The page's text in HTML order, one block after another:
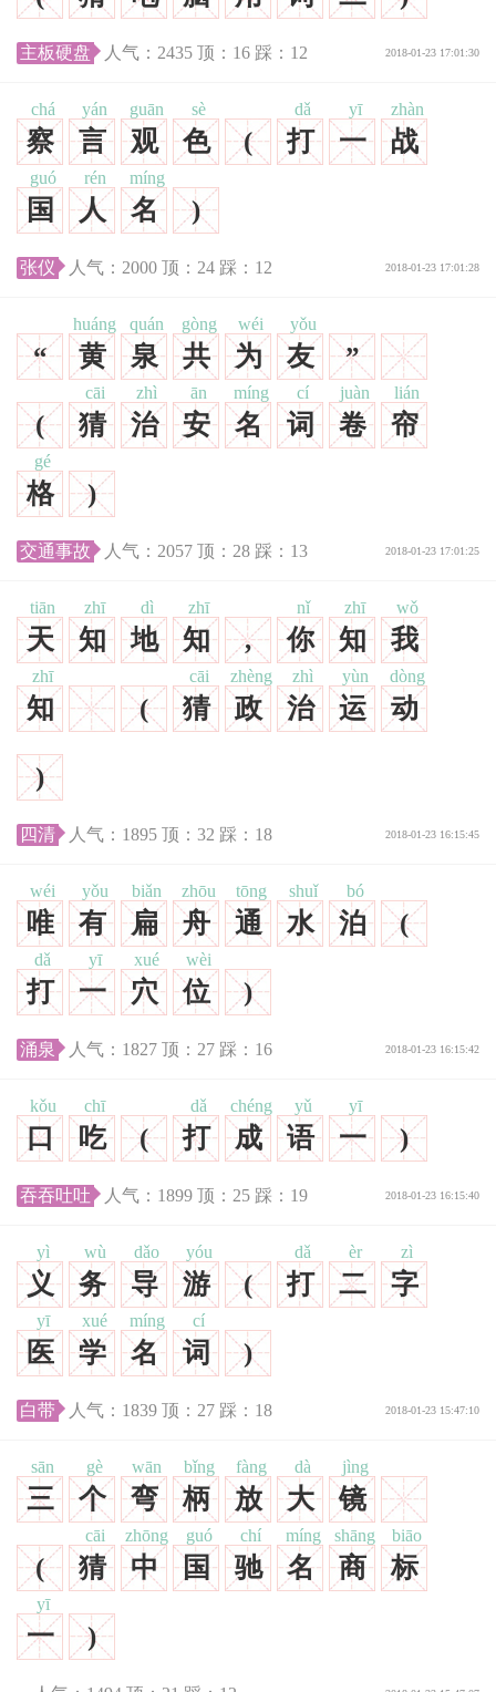
2018-01-23 17:01:30
主板硬盘 人气： 2435 顶： 16 踩： 12
察
chá
言
yán
观
guān
色
sè
( 打
dǎ
一
yī
战
zhàn
国
guó
人
rén
名
míng
)
2018-01-23 17:01:28
张仪 人气： 2000 顶： 24 踩： 12
“ 黄
huáng
泉
quán
共
gòng
为
wéi
友
yǒu
”
( 猜
cāi
治
zhì
安
ān
名
míng
词
cí
卷
juàn
帘
lián
格
gé
)
2018-01-23 17:01:25
交通事故 人气： 2057 顶： 28 踩： 13
天
tiān
知
zhī
地
dì
知
zhī
, 你
nǐ
知
zhī
我
wǒ
知
zhī
( 猜
cāi
政
zhèng
治
zhì
运
yùn
动
dòng
)
2018-01-23 16:15:45
四清 人气： 1895 顶： 32 踩： 18
唯
wéi
有
yǒu
扁
biǎn
舟
zhōu
通
tōng
水
shuǐ
泊
bó
(
打
dǎ
一
yī
穴
xué
位
wèi
)
2018-01-23 16:15:42
涌泉 人气： 1827 顶： 27 踩： 16
口
kǒu
吃
chī
( 打
dǎ
成
chéng
语
yǔ
一
yī
)
2018-01-23 16:15:40
吞吞吐吐 人气： 1899 顶： 25 踩： 19
义
yì
务
wù
导
dǎo
游
yóu
( 打
dǎ
二
èr
字
zì
医
yī
学
xué
名
míng
词
cí
)
2018-01-23 15:47:10
白带 人气： 1839 顶： 27 踩： 18
三
sān
个
gè
弯
wān
柄
bǐng
放
fàng
大
dà
镜
jìng
( 猜
cāi
中
zhōng
国
guó
驰
chí
名
míng
商
shāng
标
biāo
一
yī
)